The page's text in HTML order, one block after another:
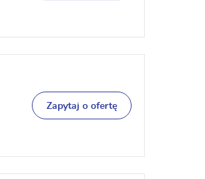
Zapytaj o ofertę